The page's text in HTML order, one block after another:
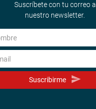
Suscríbete con tu correo a
nuestro newsletter.
Suscribirme